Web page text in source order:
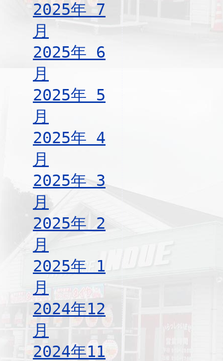
2025年 7
月
2025年 6
月
2025年 5
月
2025年 4
月
2025年 3
月
2025年 2
月
2025年 1
月
2024年12
月
2024年11